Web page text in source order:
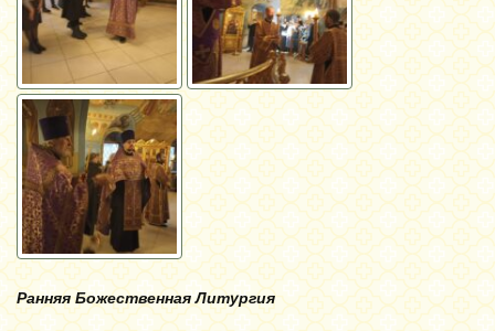
Ранняя Божественная Литургия